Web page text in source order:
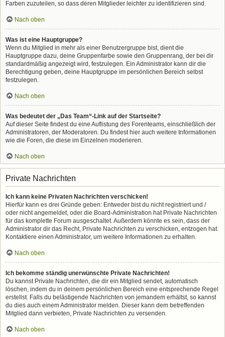
Farben zuzuteilen, so dass deren Mitglieder leichter zu identifizieren sind.
Nach oben
Was ist eine Hauptgruppe?
Wenn du Mitglied in mehr als einer Benutzergruppe bist, dient die
Hauptgruppe dazu, deine Gruppenfarbe sowie den Gruppenrang, der bei dir
standardmäßig angezeigt wird, festzulegen. Ein Administrator kann dir die
Berechtigung geben, deine Hauptgruppe im persönlichen Bereich selbst
festzulegen.
Nach oben
Was bedeutet der „Das Team“-Link auf der Startseite?
Auf dieser Seite findest du eine Auflistung des Forenteams, einschließlich der
Administratoren, der Moderatoren. Du findest hier auch weitere Informationen
wie die Foren, die diese im Einzelnen moderieren.
Nach oben
Private Nachrichten
Ich kann keine Privaten Nachrichten verschicken!
Hierfür kann es drei Gründe geben: Entweder bist du nicht registriert und /
oder nicht angemeldet, oder die Board-Administration hat Private Nachrichten
für das komplette Forum ausgeschaltet. Außerdem könnte es sein, dass der
Administrator dir das Recht, Private Nachrichten zu verschicken, entzogen hat.
Kontaktiere einen Administrator, um weitere Informationen zu erhalten.
Nach oben
Ich bekomme ständig unerwünschte Private Nachrichten!
Du kannst Private Nachrichten, die dir ein Mitglied sendet, automatisch
löschen, indem du in deinem persönlichen Bereich eine entsprechende Regel
erstellst. Falls du belästigende Nachrichten von jemandem erhältst, so kannst
du dies auch einem Administrator melden. Dieser kann dem betreffenden
Mitglied dann verbieten, Private Nachrichten zu versenden.
Nach oben